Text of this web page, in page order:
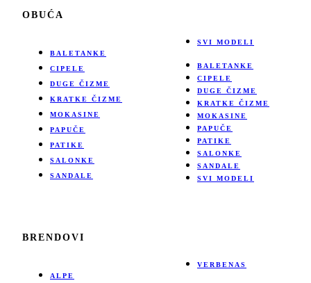
OBUĆA
BALETANKE
CIPELE
DUGE ČIZME
KRATKE ČIZME
MOKASINE
PAPUČE
PATIKE
SALONKE
SANDALE
SVI MODELI
BALETANKE
CIPELE
DUGE ČIZME
KRATKE ČIZME
MOKASINE
PAPUČE
PATIKE
SALONKE
SANDALE
SVI MODELI
BRENDOVI
ALPE
VERBENAS